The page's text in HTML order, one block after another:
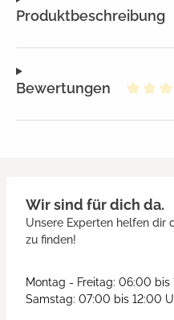
Produktbeschreibung
Bewertungen
Wir sind für dich da.
Unsere Experten helfen dir
zu finden!
Montag - Freitag: 06:00 bis
Samstag: 07:00 bis 12:00